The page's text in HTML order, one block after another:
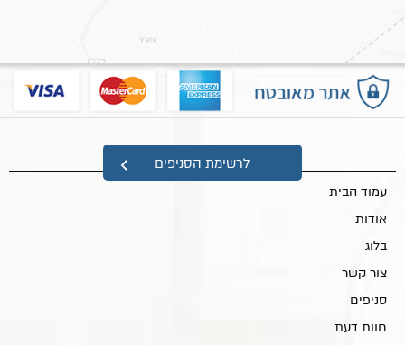
לרשימת הסניפים
מפת אתר
עמוד הבית
אודות
בלוג
צור קשר
סניפים
חוות דעת